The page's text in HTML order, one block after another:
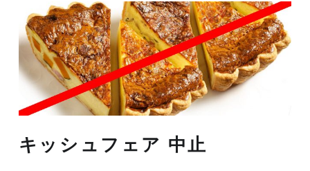
Liyn-
an
site
navigation
キッシュフェア 中止